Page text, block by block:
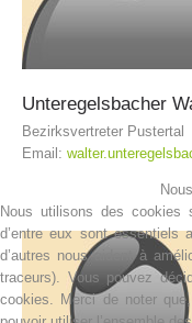
Opération de
Unteregelsbacher
Bezirksvertreter Pustertal
Email:
Nous utilisons des cookies
d’entre eux sont essentiels
d’autres nous aident à
traceurs). Vous pouvez
cookies. Merci de noter